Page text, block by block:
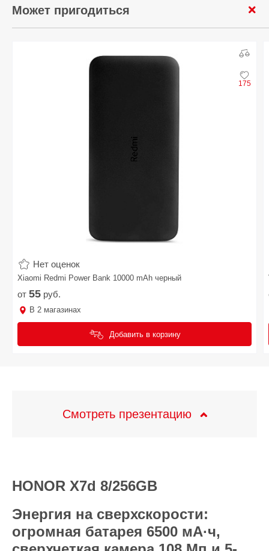
Может пригодиться
175
Нет оценок
Xiaomi Redmi Power Bank 10000 mAh черный
от 55 руб.
В 2 магазинах
Добавить в корзину
Смотреть презентацию
HONOR X7d 8/256GB
Энергия на сверхскорости:
огромная батарея 6500 мА·ч,